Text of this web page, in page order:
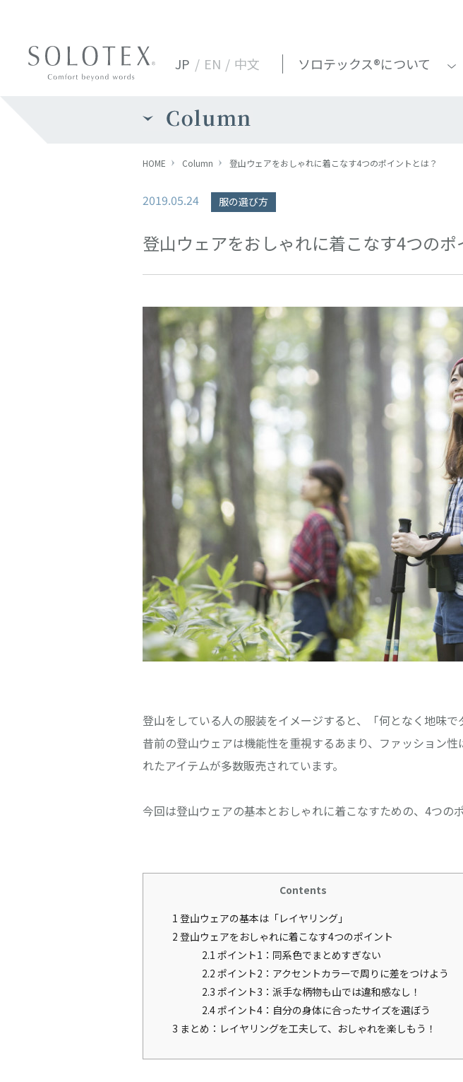
JP / EN / 中文 ソロテックス®について
HOME Column 登山ウェアをおしゃれに着こなす4つのポイントとは？
2019.05.24 服の選び方
登山ウェアをおしゃれに着こなす4つのポ
登山をしている人の服装をイメージすると、「何となく地味
昔前の登山ウェアは機能性を重視するあまり、ファッション
れたアイテムが多数販売されています。
今回は登山ウェアの基本とおしゃれに着こなすための、4つの
Contents
1 登山ウェアの基本は「レイヤリング」
2 登山ウェアをおしゃれに着こなす4つのポイント
2.1 ポイント1：同系色でまとめすぎない
2.2 ポイント2：アクセントカラーで周りに差をつけよう
2.3 ポイント3：派手な柄物も山では違和感なし！
2.4ポイント4：自分の身体に合ったサイズを選ぼう
3 まとめ：レイヤリングを工夫して、おしゃれを楽しもう！